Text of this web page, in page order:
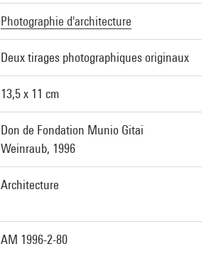
Photographie d'architecture
Deux tirages photographiques originaux
13,5 x 11 cm
Don de Fondation Munio Gitai
Weinraub, 1996
Architecture
AM 1996-2-80